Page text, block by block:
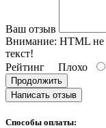
Ваш отзыв
Внимание: HTML не
текст!
Рейтинг Плохо
Продолжить
Написать отзыв
Способы оплаты: